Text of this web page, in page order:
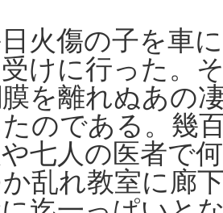
火傷の子を車
けに行った。
を離れぬあの
のである。幾
七人の医者で
乱れ教室に廊